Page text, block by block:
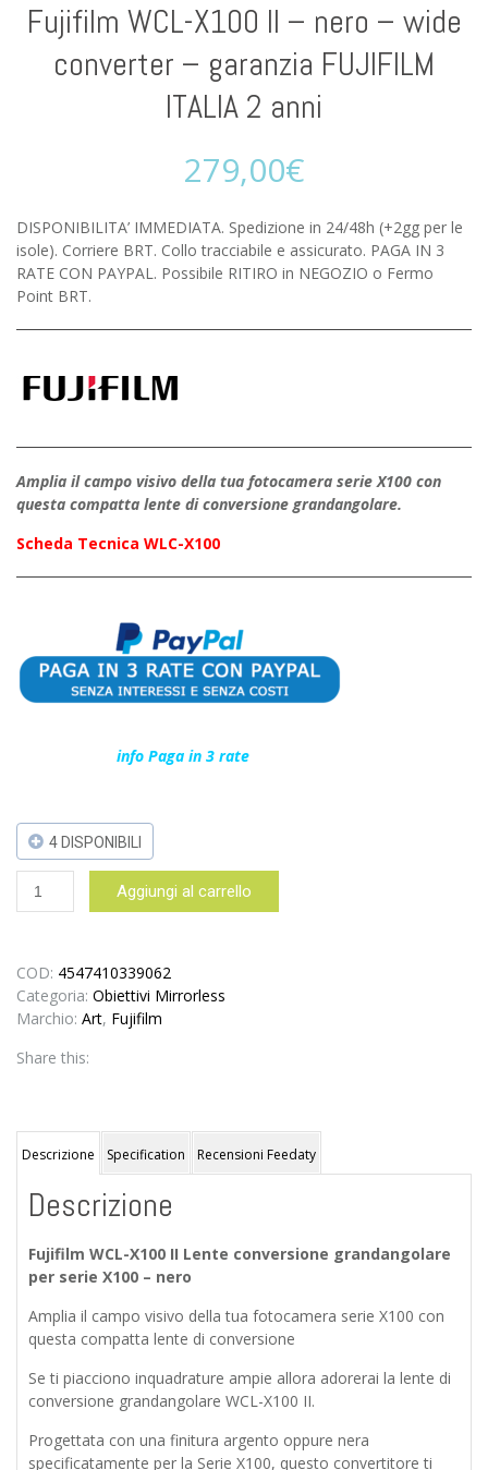
Fujifilm WCL-X100 II – nero – wide
converter – garanzia FUJIFILM
ITALIA 2 anni
279,00€
DISPONIBILITA’ IMMEDIATA. Spedizione in 24/48h (+2gg per le
isole). Corriere BRT. Collo tracciabile e assicurato. PAGA IN 3
RATE CON PAYPAL. Possibile RITIRO in NEGOZIO o Fermo
Point BRT.
Amplia il campo visivo della tua fotocamera serie X100 con
questa compatta lente di conversione grandangolare.
Scheda Tecnica WLC-X100
info Paga in 3 rate
4 DISPONIBILI
Fujifilm
-
nero
-
converter
FUJIFILM
ITALIA
anni
Aggiungi al carrello
COD: 4547410339062
Categoria: Obiettivi Mirrorless
Marchio: Art, Fujifilm
Share this:
Descrizione Specification Recensioni Feedaty
Descrizione
Fujifilm WCL-X100 II Lente conversione grandangolare
per serie X100 – nero
Amplia il campo visivo della tua fotocamera serie X100 con
questa compatta lente di conversione
Se ti piacciono inquadrature ampie allora adorerai la lente di
conversione grandangolare WCL-X100 II.
Progettata con una finitura argento oppure nera
specificatamente per la Serie X100, questo convertitore ti